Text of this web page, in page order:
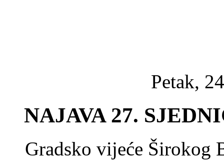
Petak,
NAJAVA 27.
Gradsko vijeće Širokog